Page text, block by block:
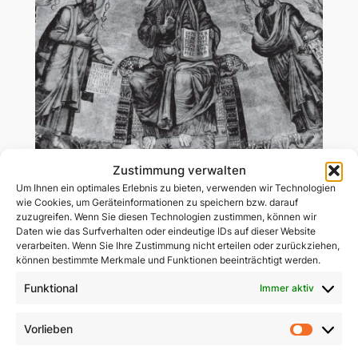
Zustimmung verwalten
Um Ihnen ein optimales Erlebnis zu bieten, verwenden wir Technologien
wie Cookies, um Geräteinformationen zu speichern bzw. darauf
zuzugreifen. Wenn Sie diesen Technologien zustimmen, können wir
Daten wie das Surfverhalten oder eindeutige IDs auf dieser Website
verarbeiten. Wenn Sie Ihre Zustimmung nicht erteilen oder zurückziehen,
können bestimmte Merkmale und Funktionen beeinträchtigt werden.
Funktional Immer aktiv
Vorlieben